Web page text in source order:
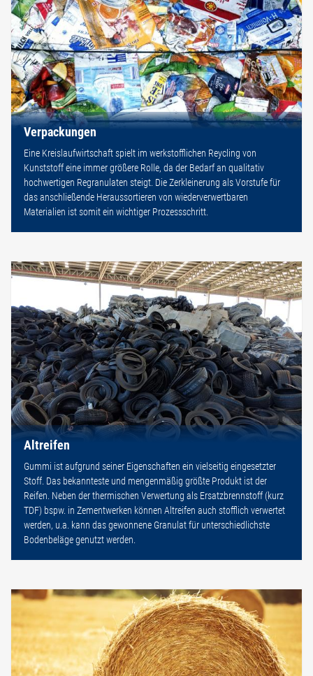
Verpackungen
Eine Kreislaufwirtschaft spielt im werkstofflichen Reycling von
Kunststoff eine immer größere Rolle, da der Bedarf an qualitativ
hochwertigen Regranulaten steigt. Die Zerkleinerung als Vorstufe für
das anschließende Heraussortieren von wiederverwertbaren
Materialien ist somit ein wichtiger Prozessschritt.
Altreifen
Gummi ist aufgrund seiner Eigenschaften ein vielseitig eingesetzter
Stoff. Das bekannteste und mengenmäßig größte Produkt ist der
Reifen. Neben der thermischen Verwertung als Ersatzbrennstoff (kurz
TDF) bspw. in Zementwerken können Altreifen auch stofflich verwertet
werden, u.a. kann das gewonnene Granulat für unterschiedlichste
Bodenbeläge genutzt werden.